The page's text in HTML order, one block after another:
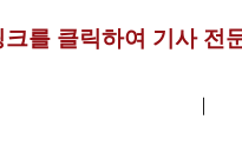
를 클릭하여 기사 전